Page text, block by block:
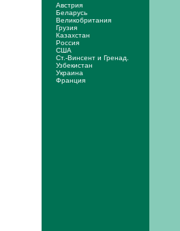
Австрия
Беларусь
Великобритания
Грузия
Казахстан
Россия
США
Ст.-Винсент и Гренад.
Узбекистан
Украина
Франция